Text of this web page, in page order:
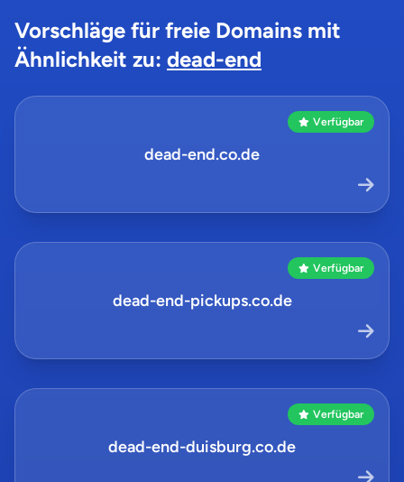
Vorschläge für freie Domains mit
Ähnlichkeit zu: dead-end
Verfügbar
dead-end.co.de
Verfügbar
dead-end-pickups.co.de
Verfügbar
dead-end-duisburg.co.de